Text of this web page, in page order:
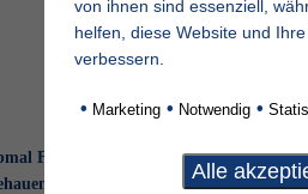
Findling naturbelassen mit
Schrift
von ihnen sind essenziell,
helfen, diese Website und
verbessern.
• Marketing • Notwendig •